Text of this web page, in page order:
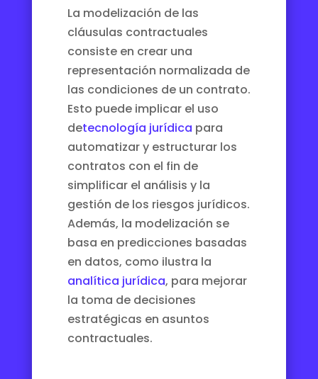
La modelización de las
cláusulas contractuales
consiste en crear una
representación normalizada de
las condiciones de un contrato.
Esto puede implicar el uso
detecnología jurídica para
automatizar y estructurar los
contratos con el fin de
simplificar el análisis y la
gestión de los riesgos jurídicos.
Además, la modelización se
basa en predicciones basadas
en datos, como ilustra la
analítica jurídica, para mejorar
la toma de decisiones
estratégicas en asuntos
contractuales.